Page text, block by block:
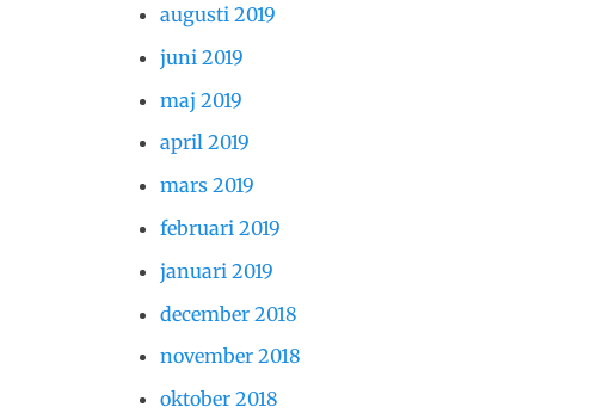
augusti 2019
juni 2019
maj 2019
april 2019
mars 2019
februari 2019
januari 2019
december 2018
november 2018
oktober 2018